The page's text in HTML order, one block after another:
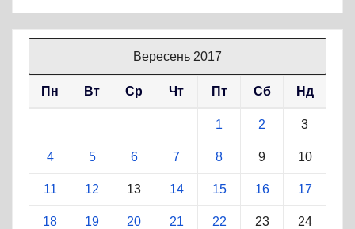
Вересень 2017
Пн Вт Ср Чт Пт Сб Нд
1 2 3
4 5 6 7 8 9 10
11 12 13 14 15 16 17
18 19 20 21 22 23 24